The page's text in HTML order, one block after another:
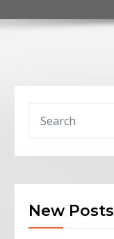
New Posts